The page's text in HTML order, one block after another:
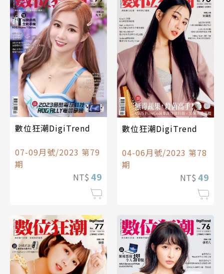
數位狂潮DigiTrend
07-09月號/2023 第79
期
NT$ 49
數位狂潮DigiTrend
04-06月號/2023 第78
期
NT$ 49